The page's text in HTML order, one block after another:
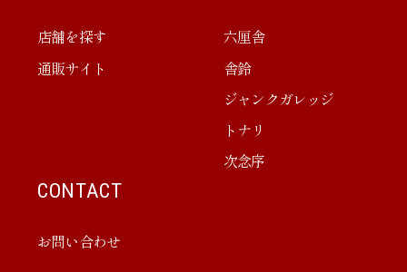
店舗を探す
通販サイト
六厘舎
舎鈴
ジャンクガレッジ
トナリ
次念序
CONTACT
お問い合わせ